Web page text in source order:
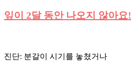
잎이 2달 동안 나오지 않아요!
진단: 분갈이 시기를 놓쳤거나